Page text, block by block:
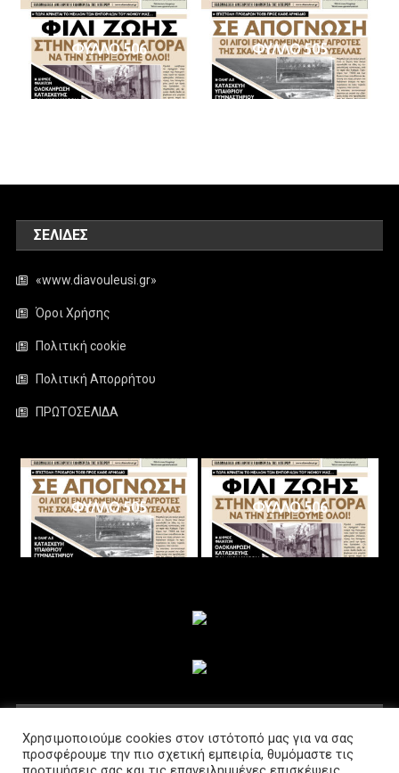
ΦΥΛΛΟ 506 ΦΥΛΛΟ 505
ΣΕΛΊΔΕΣ
«www.diavouleusi.gr»
Όροι Χρήσης
Πολιτική cookie
Πολιτική Απορρήτου
ΠΡΩΤΟΣΕΛΙΔΑ
ΦΥΛΛΟ 505 ΦΥΛΛΟ 506
Χρησιμοποιούμε cookies στον ιστότοπό μας για να σας
προσφέρουμε την πιο σχετική εμπειρία, θυμόμαστε τις